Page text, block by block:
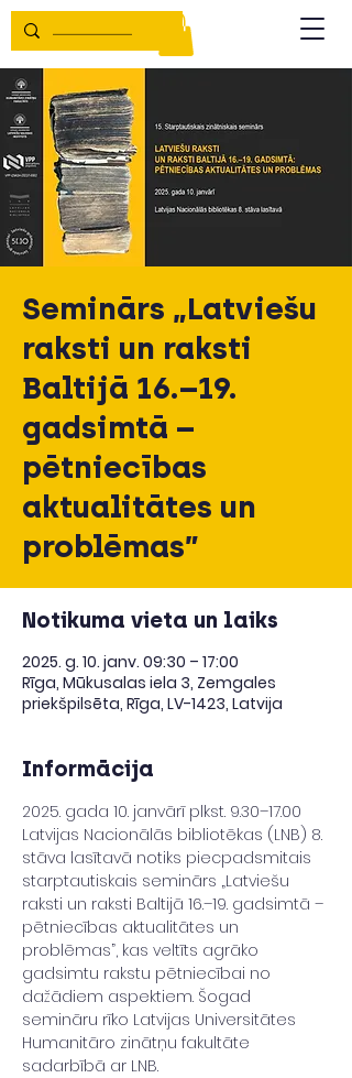
Seminārs „Latviešu
raksti un raksti
Baltijā 16.–19.
gadsimtā –
pētniecības
aktualitātes un
problēmas”
Notikuma vieta un laiks
2025. g. 10. janv. 09:30 – 17:00
Rīga, Mūkusalas iela 3, Zemgales
priekšpilsēta, Rīga, LV-1423, Latvija
Informācija
2025. gada 10. janvārī plkst. 9.30–17.00
Latvijas Nacionālās bibliotēkas (LNB) 8.
stāva lasītavā notiks piecpadsmitais
starptautiskais seminārs „Latviešu
raksti un raksti Baltijā 16.–19. gadsimtā –
pētniecības aktualitātes un
problēmas”, kas veltīts agrāko
gadsimtu rakstu pētniecībai no
dažādiem aspektiem. Šogad
semināru rīko Latvijas Universitātes
Humanitāro zinātņu fakultāte
sadarbībā ar LNB.